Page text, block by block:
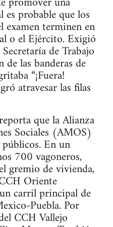
probable que los
examen terminen en
o el Ejército. Exigió
de Trabajo
las banderas de
“¡Fuera!
atravesar las filas
que la Alianza
Sociales (AMOS)
En un
700 vagoneros,
gremio de vivienda,
Oriente
carril principal de
Puebla. Por
CCH Vallejo